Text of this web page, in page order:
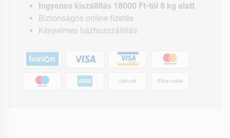
Ingyenes kiszállítás 18000 Ft-tól 8 kg alatt
Biztonságos online fizetés
Kényelmes házhozszállítás
Utánvét Előre utalás